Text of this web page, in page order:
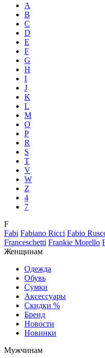
A
B
C
D
E
F
G
H
I
J
K
L
M
O
P
R
S
T
V
W
Z
4
7
F
Fabi Fabiano Ricci Fabio
Franceschetti Frankie Morello
Женщинам
Одежда
Обувь
Сумки
Аксессуары
Скидки %
Бренд
Новости
Новинки
Мужчинам